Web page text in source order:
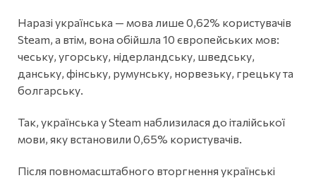
Наразі українська — мова лише 0,62% користувачів
Steam, а втім, вона обійшла 10 європейських мов:
чеську, угорську, нідерландську, шведську,
данську, фінську, румунську, норвезьку, грецьку та
болгарську.
Так, українська у Steam наблизилася до італійської
мови, яку встановили 0,65% користувачів.
Після повномасштабного вторгнення українські